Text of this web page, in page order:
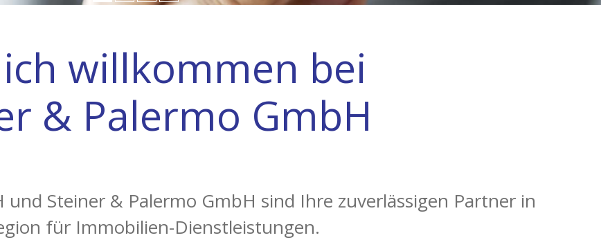
willkommen bei
& Palermo GmbH
Steiner & Palermo GmbH sind Ihre zuverlässigen Partner in
für Immobilien-Dienstleistungen.